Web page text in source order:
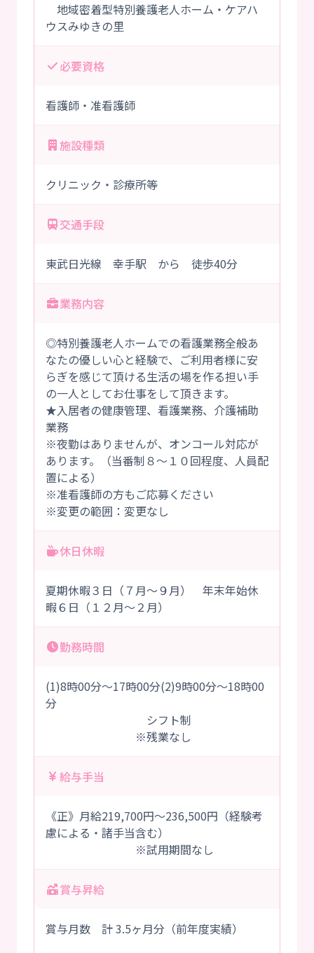
地域密着型特別養護老人ホーム・ケアハ
ウスみゆきの里
必要資格
看護師・准看護師
施設種類
クリニック・診療所等
交通手段
東武日光線 幸手駅 から 徒歩40分
業務内容
◎特別養護老人ホームでの看護業務全般あ
なたの優しい心と経験で、ご利用者様に安
らぎを感じて頂ける生活の場を作る担い手
の一人としてお仕事をして頂きます。
★入居者の健康管理、看護業務、介護補助
業務
※夜勤はありませんが、オンコール対応が
あります。（当番制８～１０回程度、人員配
置による）
※准看護師の方もご応募ください
※変更の範囲：変更なし
休日休暇
夏期休暇３日（７月～９月） 年末年始休
暇６日（１２月～２月）
勤務時間
(1)8時00分～17時00分(2)9時00分～18時00
分
シフト制
※残業なし
給与手当
《正》月給219,700円～236,500円（経験考
慮による・諸手当含む）
※試用期間なし
賞与昇給
賞与月数 計 3.5ヶ月分（前年度実績）